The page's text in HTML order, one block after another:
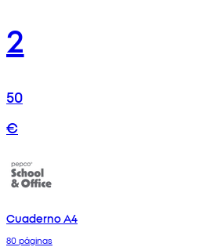
2
50
€
Cuaderno A4
80 páginas